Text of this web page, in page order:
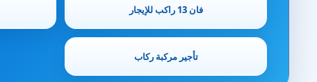
فان 13 راكب للإيجار
تأجير مركبة ركاب